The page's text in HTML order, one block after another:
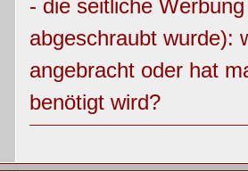
- die seitliche
abgeschraubt wurde):
angebracht oder hat
benötigt wird?